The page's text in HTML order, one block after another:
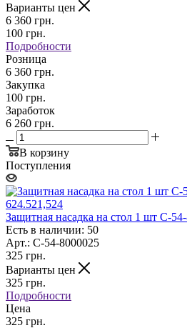
Варианты цен
6 360 грн.
100 грн.
Подробности
Розница
6 360 грн.
Закупка
100 грн.
Заработок
6 260 грн.
В корзину
Поступления
Защитная насадка на стол 1 шт C-
Есть в наличии: 50
Арт.: C-54-8000025
325 грн.
Варианты цен
325 грн.
Подробности
Цена
325 грн.